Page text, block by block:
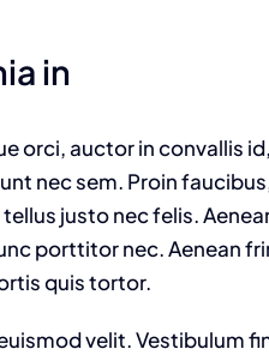
in
orci, auctor in convallis
nec sem. Proin
justo nec felis.
porttitor nec. Aenean
quis tortor.
velit. Vestibulum